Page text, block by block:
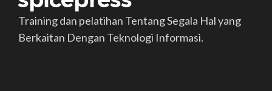
Training dan pelatihan Tentang Segala Hal yang
Berkaitan Dengan Teknologi Informasi.